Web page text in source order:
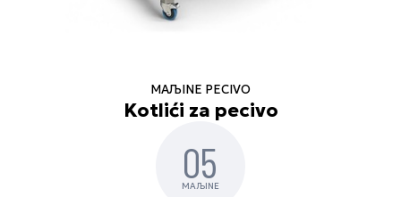
MAЉINE PECIVO
Kotlići za pecivo
05
MAЉINE